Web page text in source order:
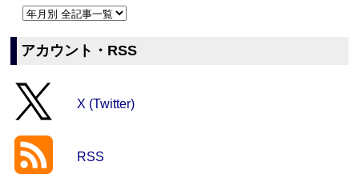
アカウント・RSS
X (Twitter)
RSS